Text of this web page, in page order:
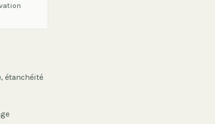
étanchéité